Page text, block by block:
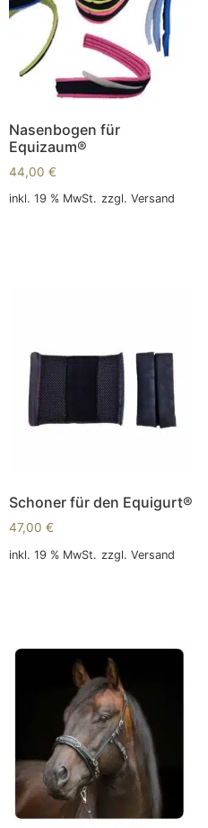
Nasenbogen für
Equizaum®
44,00 €
inkl. 19 % MwSt. zzgl. Versand
Schoner für den Equigurt®
47,00 €
inkl. 19 % MwSt. zzgl. Versand